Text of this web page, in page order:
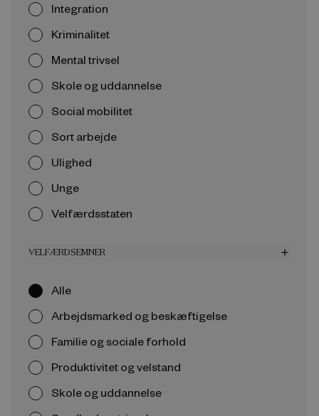
Integration
Kriminalitet
Mental trivsel
Skole og uddannelse
Social mobilitet
Sort arbejde
Ulighed
Unge
Velfærdsstaten
VELFÆRDSEMNER add
Alle
Arbejdsmarked og beskæftigelse
Familie og sociale forhold
Produktivitet og velstand
Skole og uddannelse